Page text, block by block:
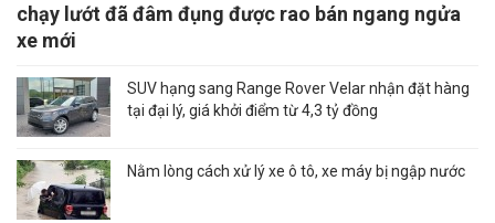
chạy lướt đã đâm đụng được rao bán ngang ngửa
xe mới
SUV hạng sang Range Rover Velar nhận đặt hàng
tại đại lý, giá khởi điểm từ 4,3 tỷ đồng
Nằm lòng cách xử lý xe ô tô, xe máy bị ngập nước